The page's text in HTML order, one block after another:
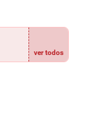
ver todos